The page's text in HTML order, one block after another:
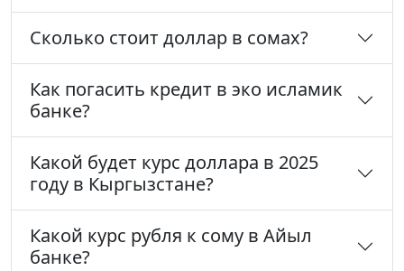
Сколько стоит доллар в сомах?
Как погасить кредит в эко исламик
банке?
Какой будет курс доллара в 2025
году в Кыргызстане?
Какой курс рубля к сому в Айыл
банке?